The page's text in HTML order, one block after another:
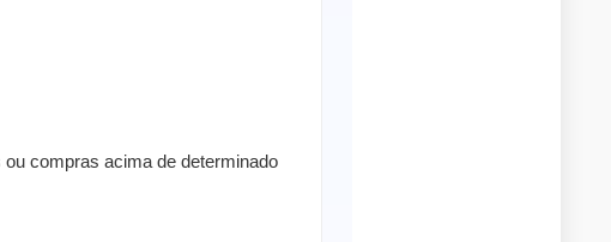
compras acima de determinado